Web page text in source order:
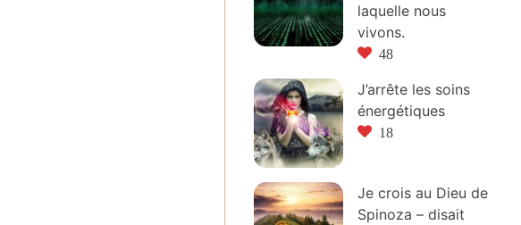
laquelle nous
vivons.
48
J’arrête les soins
énergétiques
18
Je crois au Dieu de
Spinoza – disait